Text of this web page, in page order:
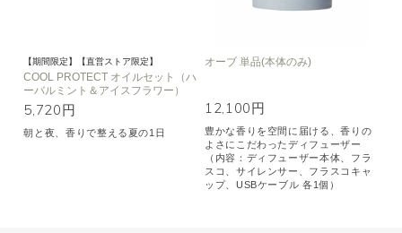
【期間限定】【直営ストア限定】
COOL PROTECT オイルセット（ハ
ーバルミント＆アイスフラワー）
5,720円
朝と夜、香りで整える夏の1日
オーブ 単品(本体のみ)
12,100円
豊かな香りを空間に届ける、香りの
よさにこだわったディフューザー
（内容：ディフューザー本体、フラ
スコ、サイレンサー、フラスコキャ
ップ、USBケーブル 各1個）